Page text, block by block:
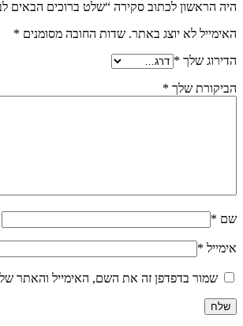
היה הראשון לכתוב סקירה “שלט ברוכים הבאים
האימייל לא יוצג באתר. שדות החובה מסומנים *
הדירוג שלך *
הביקורת שלך *
שם *
אימייל *
שמור בדפדפן זה את השם, האימייל והאתר